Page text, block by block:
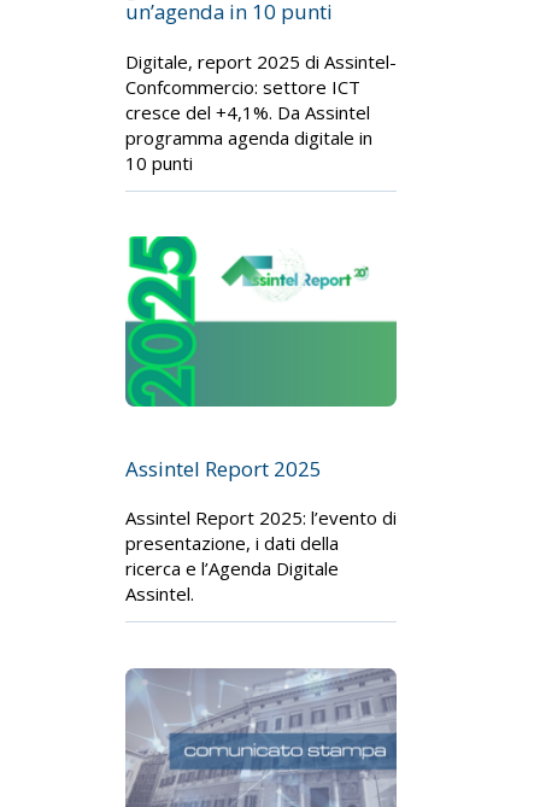
un’agenda in 10 punti
Digitale, report 2025 di Assintel-
Confcommercio: settore ICT
cresce del +4,1%. Da Assintel
programma agenda digitale in
10 punti
Assintel Report 2025
Assintel Report 2025: l’evento di
presentazione, i dati della
ricerca e l’Agenda Digitale
Assintel.